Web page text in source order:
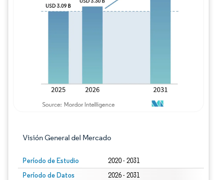
Visión General del Mercado
Período de Estudio 2020 - 2031
Período de Datos
2026 - 2031